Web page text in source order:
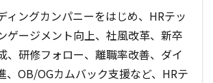
ィングカンパニーをはじめ、HRテッ
ゲージメント向上、社風改革、新卒
、研修フォロー、離職率改善、ダイ
、OB/OGカムバック支援など、HRテ